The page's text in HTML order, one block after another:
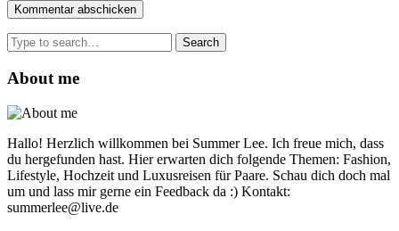
Search
for:
About me
Hallo! Herzlich willkommen bei Summer Lee. Ich freue mich, dass
du hergefunden hast. Hier erwarten dich folgende Themen: Fashion,
Lifestyle, Hochzeit und Luxusreisen für Paare. Schau dich doch mal
um und lass mir gerne ein Feedback da :) Kontakt:
summerlee@live.de